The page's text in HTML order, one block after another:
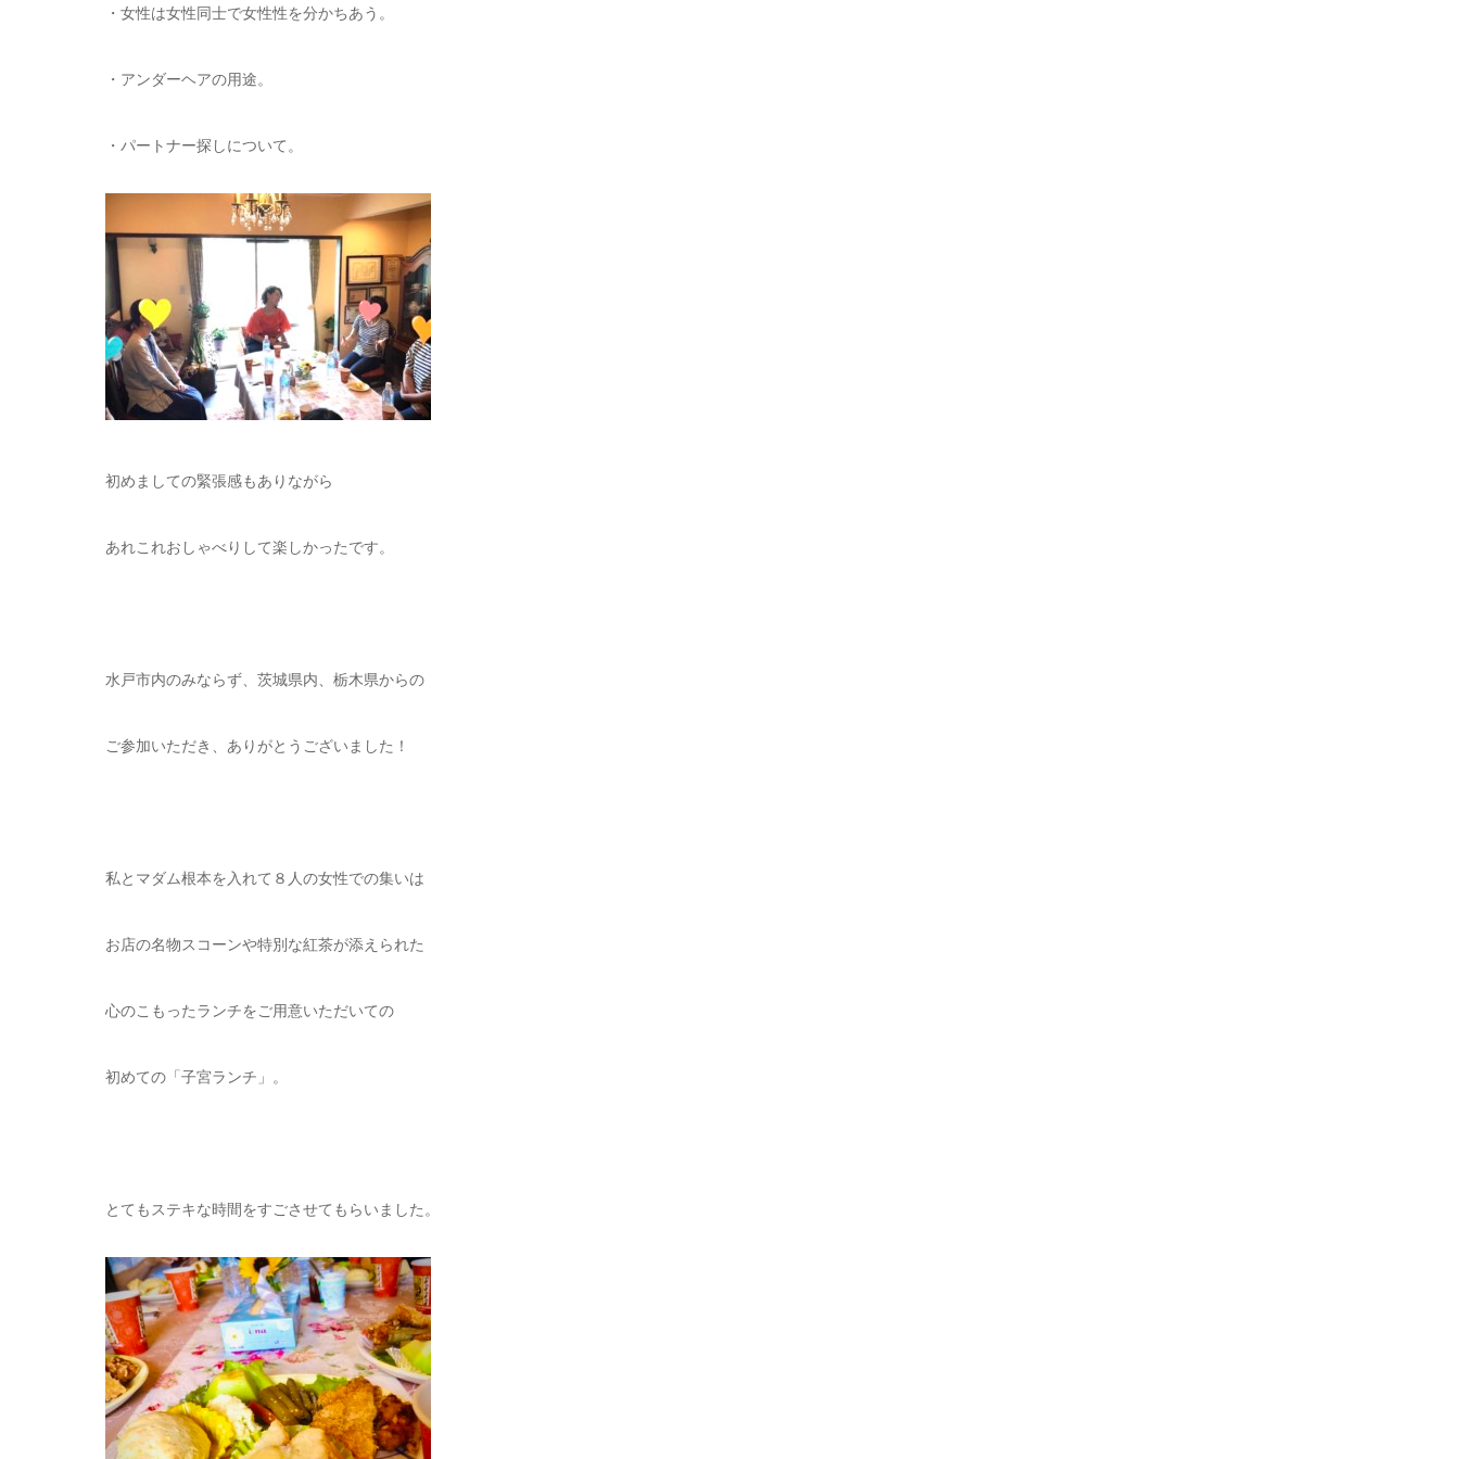
・女性は女性同士で女性性を分かちあう。
・アンダーヘアの用途。
・パートナー探しについて。
初めましての緊張感もありながら
あれこれおしゃべりして楽しかったです。
水戸市内のみならず、茨城県内、栃木県からの
ご参加いただき、ありがとうございました！
私とマダム根本を入れて８人の女性での集いは
お店の名物スコーンや特別な紅茶が添えられた
心のこもったランチをご用意いただいての
初めての「子宮ランチ」。
とてもステキな時間をすごさせてもらいました。